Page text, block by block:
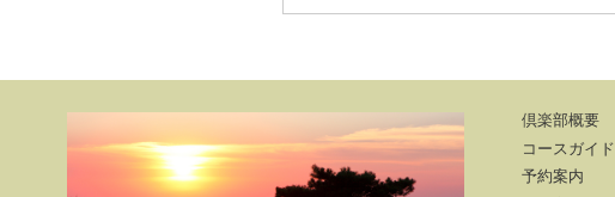
倶楽部概要
コースガイド
予約案内